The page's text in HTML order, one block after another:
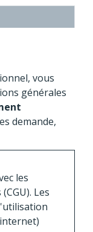
vous
générales
demande,
les
Les